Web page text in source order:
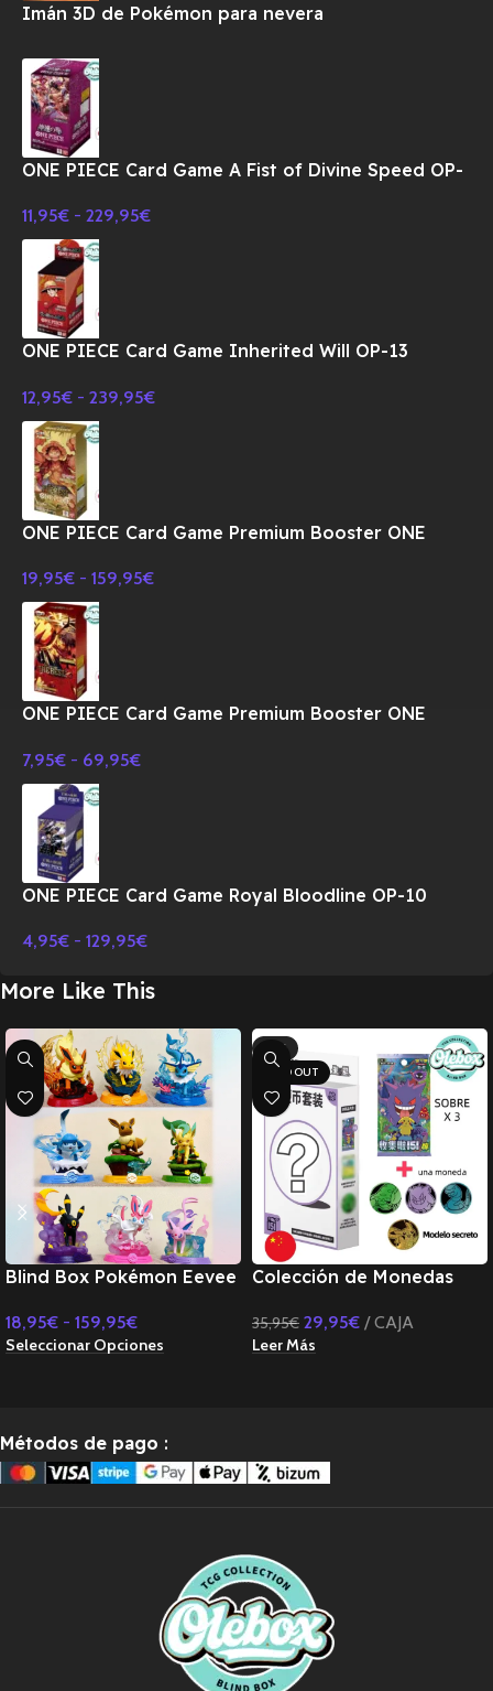
Imán 3D de Pokémon para nevera
ONE PIECE Card Game A Fist of Divine Speed OP-
11,95€ - 229,95€
ONE PIECE Card Game Inherited Will OP-13
12,95€ - 239,95€
ONE PIECE Card Game Premium Booster ONE
19,95€ - 159,95€
ONE PIECE Card Game Premium Booster ONE
JAPONES
7,95€ - 69,95€
ONE PIECE Card Game Royal Bloodline OP-10
4,95€ - 129,95€
More Like This
Blind Box Pokémon Eevee
18,95€ - 159,95€
Seleccionar Opciones
-17%
SOLD OUT
Colección de Monedas
CHINO
35,95€ 29,95€ CAJA
Leer Más
Métodos de pago :